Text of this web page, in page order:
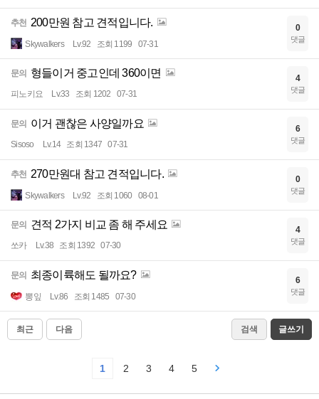
추천 200만원 참고 견적입니다.
Skywalkers Lv.92 조회 1199 07-31
0
댓글
문의 형들이거 중고인데 360이면
피노키요 Lv.33 조회 1202 07-31
4
댓글
문의 이거 괜찮은 사양일까요
Sisoso Lv.14 조회 1347 07-31
6
댓글
추천 270만원대 참고 견적입니다.
Skywalkers Lv.92 조회 1060 08-01
0
댓글
문의 견적 2가지 비교 좀 해 주세요
쏘카 Lv.38 조회 1392 07-30
4
댓글
문의 최종이륙해도 될까요?
뽕잎 Lv.86 조회 1485 07-30
6
댓글
최근 다음 검색 글쓰기
1 2 3 4 5